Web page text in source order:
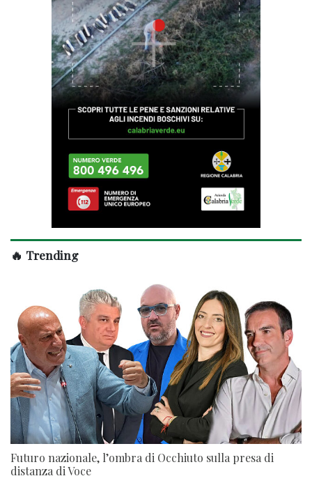
🔥 Trending
Futuro nazionale, l’ombra di Occhiuto sulla presa di
distanza di Voce